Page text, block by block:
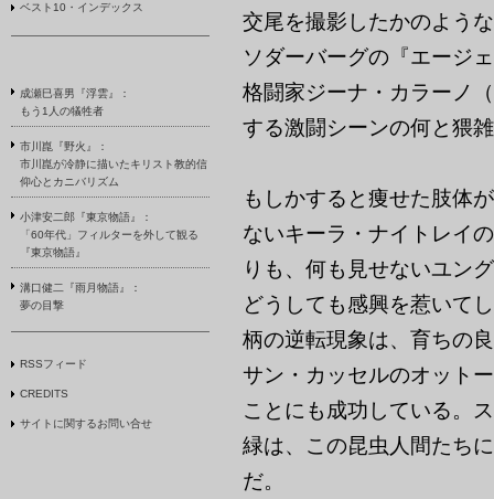
ベスト10・インデックス
成瀬巳喜男『浮雲』：
もう1人の犠牲者
市川崑『野火』：
市川崑が冷静に描いたキリスト教的信
仰心とカニバリズム
小津安二郎『東京物語』：
「60年代」フィルターを外して観る
『東京物語』
溝口健二『雨月物語』：
夢の目撃
RSSフィード
CREDITS
サイトに関するお問い合せ
交尾を撮影したかのよう
ソダーバーグの『エージ
格闘家ジーナ・カラーノ
する激闘シーンの何と猥
もしかすると痩せた肢体
ないキーラ・ナイトレイ
りも、何も見せないユン
どうしても感興を惹いて
柄の逆転現象は、育ちの
サン・カッセルのオット
ことにも成功している。
緑は、この昆虫人間たち
だ。